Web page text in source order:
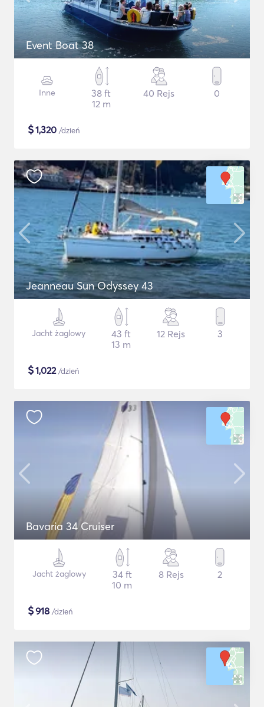
Event Boat 38
Inne
38 ft
12 m
40 Rejs 0
$1,320 /dzień
Jeanneau Sun Odyssey 43
Jacht żaglowy
43 ft
13 m
12 Rejs 3
$1,022/dzień
Bavaria 34 Cruiser
Jacht żaglowy
34 ft
10 m
8 Rejs 2
$918 /dzień